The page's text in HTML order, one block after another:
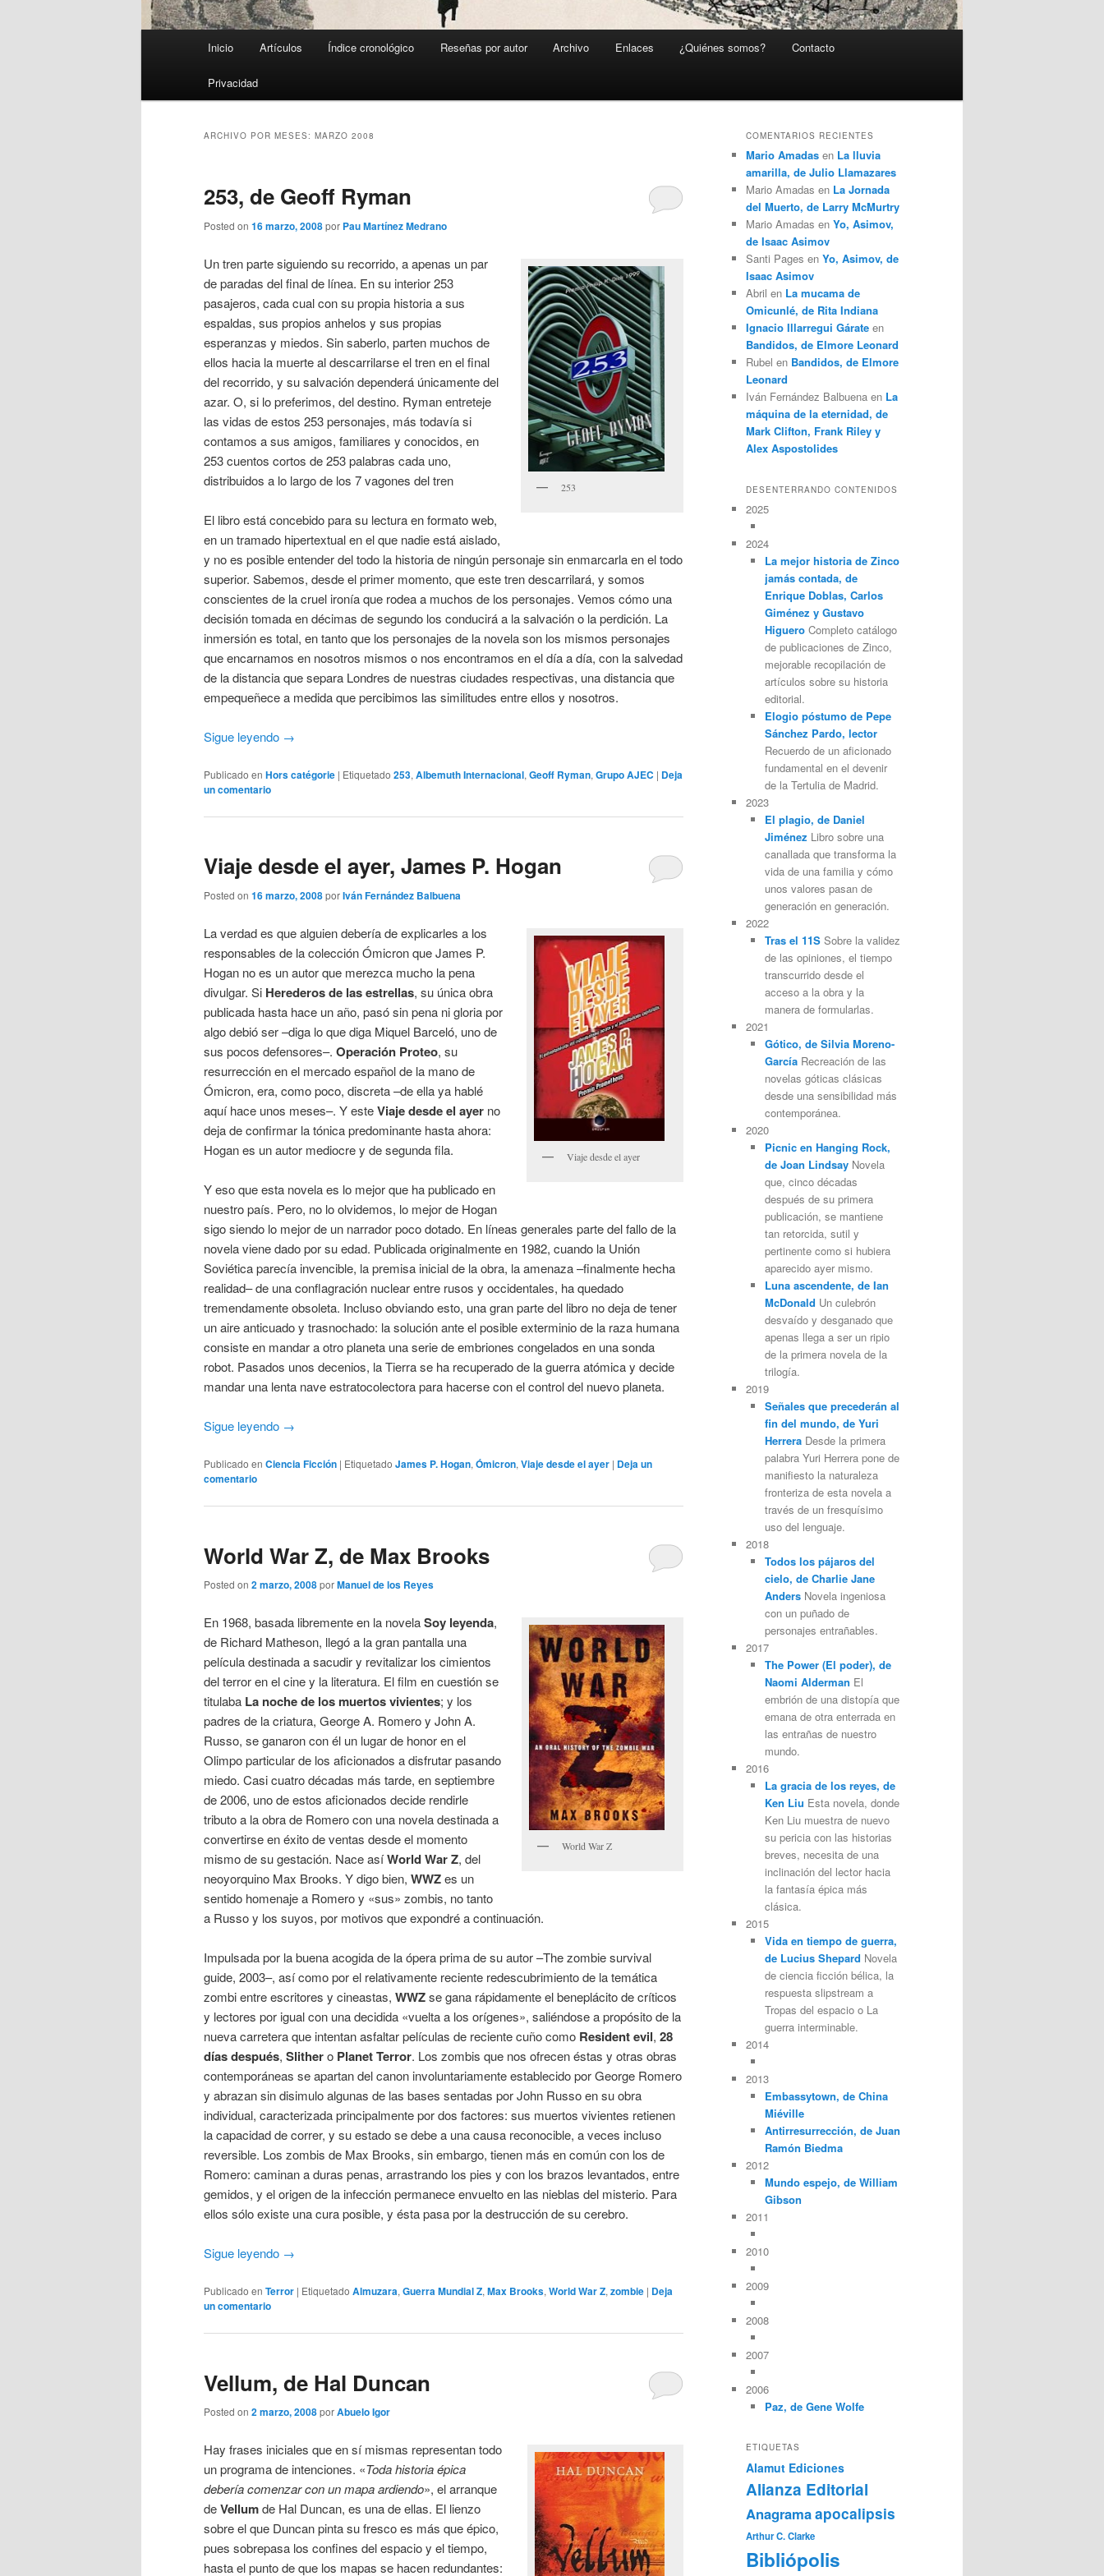
Inicio Artículos Índice cronológico Reseñas por autor Archivo Enlaces ¿Quiénes somos? Contacto
Privacidad
ARCHIVO POR MESES: MARZO 2008
253, de Geoff Ryman
Posted on 16 marzo, 2008por Pau Martínez Medrano
253
Un tren parte siguiendo su recorrido, a apenas un par
de paradas del final de línea. En su interior 253
pasajeros, cada cual con su propia historia a sus
espaldas, sus propios anhelos y sus propias
esperanzas y miedos. Sin saberlo, parten muchos de
ellos hacia la muerte al descarrilarse el tren en el final
del recorrido, y su salvación dependerá únicamente del
azar. O, si lo preferimos, del destino. Ryman entreteje
las vidas de estos 253 personajes, más todavía si
contamos a sus amigos, familiares y conocidos, en
253 cuentos cortos de 253 palabras cada uno,
distribuidos a lo largo de los 7 vagones del tren
El libro está concebido para su lectura en formato web,
en un tramado hipertextual en el que nadie está aislado,
y no es posible entender del todo la historia de ningún personaje sin enmarcarla en el todo
superior. Sabemos, desde el primer momento, que este tren descarrilará, y somos
conscientes de la cruel ironía que rodea a muchos de los personajes. Vemos cómo una
decisión tomada en décimas de segundo los conducirá a la salvación o la perdición. La
inmersión es total, en tanto que los personajes de la novela son los mismos personajes
que encarnamos en nosotros mismos o nos encontramos en el día a día, con la salvedad
de la distancia que separa Londres de nuestras ciudades respectivas, una distancia que
empequeñece a medida que percibimos las similitudes entre ellos y nosotros.
Sigue leyendo →
Publicado en Hors catégorie | Etiquetado 253, Albemuth Internacional, Geoff Ryman, Grupo AJEC | Deja
un comentario
Viaje desde el ayer, James P. Hogan
Posted on 16 marzo, 2008porIván Fernández Balbuena
Viaje desde el ayer
La verdad es que alguien debería de explicarles a los
responsables de la colección Ómicron que James P.
Hogan no es un autor que merezca mucho la pena
divulgar. Si Herederos de las estrellas, su única obra
publicada hasta hace un año, pasó sin pena ni gloria por
algo debió ser –diga lo que diga Miquel Barceló, uno de
sus pocos defensores–. Operación Proteo, su
resurrección en el mercado español de la mano de
Ómicron, era, como poco, discreta –de ella ya hablé
aquí hace unos meses–. Y esteViaje desde el ayer no
deja de confirmar la tónica predominante hasta ahora:
Hogan es un autor mediocre y de segunda fila.
Y eso que esta novela es lo mejor que ha publicado en
nuestro país. Pero, no lo olvidemos, lo mejor de Hogan
sigo siendo lo mejor de un narrador poco dotado. En líneas generales parte del fallo de la
novela viene dado por su edad. Publicada originalmente en 1982, cuando la Unión
Soviética parecía invencible, la premisa inicial de la obra, la amenaza –finalmente hecha
realidad– de una conflagración nuclear entre rusos y occidentales, ha quedado
tremendamente obsoleta. Incluso obviando esto, una gran parte del libro no deja de tener
un aire anticuado y trasnochado: la solución ante el posible exterminio de la raza humana
consiste en mandar a otro planeta una serie de embriones congelados en una sonda
robot. Pasados unos decenios, la Tierra se ha recuperado de la guerra atómica y decide
mandar una lenta nave estratocolectora para hacerse con el control del nuevo planeta.
Sigue leyendo →
Publicado en Ciencia Ficción | Etiquetado James P. Hogan, Ómicron, Viaje desde el ayer | Deja un
comentario
World War Z, de Max Brooks
Posted on 2 marzo, 2008porManuel de los Reyes
World War Z
En 1968, basada libremente en la novelaSoy leyenda,
de Richard Matheson, llegó a la gran pantalla una
película destinada a sacudir y revitalizar los cimientos
del terror en el cine y la literatura. El film en cuestión se
titulaba La noche de los muertos vivientes; y los
padres de la criatura, George A. Romero y John A.
Russo, se ganaron con él un lugar de honor en el
Olimpo particular de los aficionados a disfrutar pasando
miedo. Casi cuatro décadas más tarde, en septiembre
de 2006, uno de estos aficionados decide rendirle
tributo a la obra de Romero con una novela destinada a
convertirse en éxito de ventas desde el momento
mismo de su gestación. Nace asíWorld War Z, del
neoyorquino Max Brooks. Y digo bien, WWZes un
sentido homenaje a Romero y «sus» zombis, no tanto
a Russo y los suyos, por motivos que expondré a continuación.
Impulsada por la buena acogida de la ópera prima de su autor –The zombie survival
guide, 2003–, así como por el relativamente reciente redescubrimiento de la temática
zombi entre escritores y cineastas, WWZse gana rápidamente el beneplácito de críticos
y lectores por igual con una decidida «vuelta a los orígenes», saliéndose a propósito de la
nueva carretera que intentan asfaltar películas de reciente cuño como Resident evil, 28
días después, Slithero Planet Terror. Los zombis que nos ofrecen éstas y otras obras
contemporáneas se apartan del canon involuntariamente establecido por George Romero
y abrazan sin disimulo algunas de las bases sentadas por John Russo en su obra
individual, caracterizada principalmente por dos factores: sus muertos vivientes retienen
la capacidad de correr, y su estado se debe a una causa reconocible, a veces incluso
reversible. Los zombis de Max Brooks, sin embargo, tienen más en común con los de
Romero: caminan a duras penas, arrastrando los pies y con los brazos levantados, entre
gemidos, y el origen de la infección permanece envuelto en las nieblas del misterio. Para
ellos sólo existe una cura posible, y ésta pasa por la destrucción de su cerebro.
Sigue leyendo →
Publicado en Terror | Etiquetado Almuzara, Guerra Mundial Z, Max Brooks, World War Z, zombie | Deja
un comentario
Vellum, de Hal Duncan
Posted on 2 marzo, 2008porAbuelo Igor
Hay frases iniciales que en sí mismas representan todo
un programa de intenciones. «Toda historia épica
debería comenzar con un mapa ardiendo», el arranque
deVellumde Hal Duncan, es una de ellas. El lienzo
sobre el que Duncan pinta su fresco es más que épico,
pues sobrepasa los confines del espacio y el tiempo,
hasta el punto de que los mapas se hacen redundantes:
COMENTARIOS RECIENTES
Mario Amadas en La lluvia
amarilla, de Julio Llamazares
Mario Amadas en La Jornada
del Muerto, de Larry McMurtry
Mario Amadas en Yo, Asimov,
de Isaac Asimov
Santi Pages en Yo, Asimov, de
Isaac Asimov
Abril en La mucama de
Omicunlé, de Rita Indiana
Ignacio Illarregui Gárate en
Bandidos, de Elmore Leonard
Rubel en Bandidos, de Elmore
Leonard
Iván Fernández Balbuena en La
máquina de la eternidad, de
Mark Clifton, Frank Riley y
Alex Aspostolides
DESENTERRANDO CONTENIDOS
2025
2024
La mejor historia de Zinco
jamás contada, de
Enrique Doblas, Carlos
Giménez y Gustavo
HigueroCompleto catálogo
de publicaciones de Zinco,
mejorable recopilación de
artículos sobre su historia
editorial.
Elogio póstumo de Pepe
Sánchez Pardo, lector
Recuerdo de un aficionado
fundamental en el devenir
de la Tertulia de Madrid.
2023
El plagio, de Daniel
Jiménez Libro sobre una
canallada que transforma la
vida de una familia y cómo
unos valores pasan de
generación en generación.
2022
Tras el 11SSobre la validez
de las opiniones, el tiempo
transcurrido desde el
acceso a la obra y la
manera de formularlas.
2021
Gótico, de Silvia Moreno-
GarcíaRecreación de las
novelas góticas clásicas
desde una sensibilidad más
contemporánea.
2020
Picnic en Hanging Rock,
de Joan LindsayNovela
que, cinco décadas
después de su primera
publicación, se mantiene
tan retorcida, sutil y
pertinente como si hubiera
aparecido ayer mismo.
Luna ascendente, de Ian
McDonald Un culebrón
desvaído y desganado que
apenas llega a ser un ripio
de la primera novela de la
trilogía.
2019
Señales que precederán al
fin del mundo, de Yuri
HerreraDesde la primera
palabra Yuri Herrera pone de
manifiesto la naturaleza
fronteriza de esta novela a
través de un fresquísimo
uso del lenguaje.
2018
Todos los pájaros del
cielo, de Charlie Jane
AndersNovela ingeniosa
con un puñado de
personajes entrañables.
2017
The Power (El poder), de
Naomi Alderman El
embrión de una distopía que
emana de otra enterrada en
las entrañas de nuestro
mundo.
2016
La gracia de los reyes, de
Ken Liu Esta novela, donde
Ken Liu muestra de nuevo
su pericia con las historias
breves, necesita de una
inclinación del lector hacia
la fantasía épica más
clásica.
2015
Vida en tiempo de guerra,
de Lucius Shepard Novela
de ciencia ficción bélica, la
respuesta slipstream a
Tropas del espacio o La
guerra interminable.
2014
2013
Embassytown, de China
Miéville
Antirresurrección, de Juan
Ramón Biedma
2012
Mundo espejo, de William
Gibson
2011
2010
2009
2008
2007
2006
Paz, de Gene Wolfe
ETIQUETAS
Alamut Ediciones
Alianza Editorial
Anagramaapocalipsis
Arthur C. Clarke
Bibliópolis